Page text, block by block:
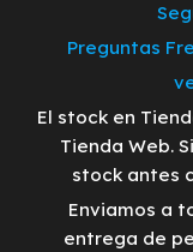
Preguntas
El stock en
Tienda Web.
stock antes
Enviamos a
entrega de